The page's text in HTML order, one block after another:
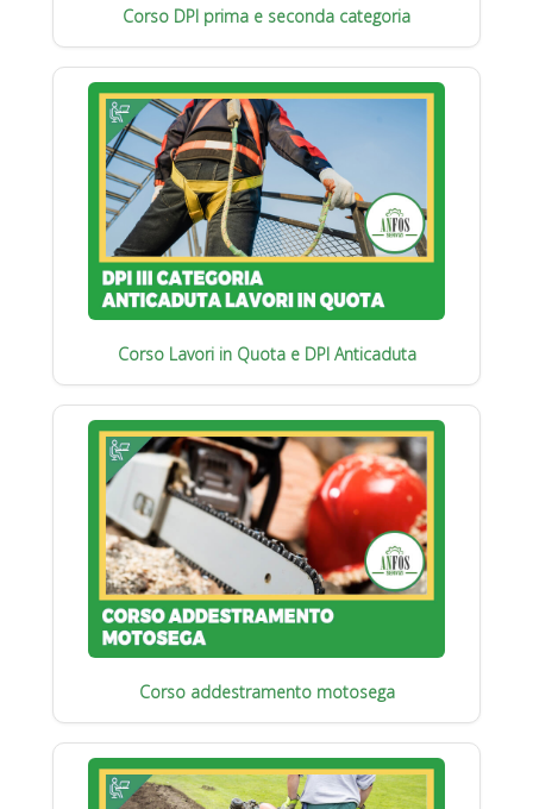
Corso DPI prima e seconda categoria
Corso Lavori in Quota e DPI Anticaduta
Corso addestramento motosega